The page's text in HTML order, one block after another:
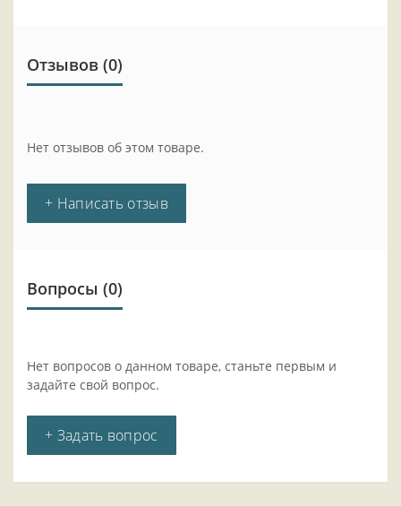
Отзывов (0)
Нет отзывов об этом товаре.
+ Написать отзыв
Вопросы (0)
Нет вопросов о данном товаре, станьте первым и
задайте свой вопрос.
+ Задать вопрос